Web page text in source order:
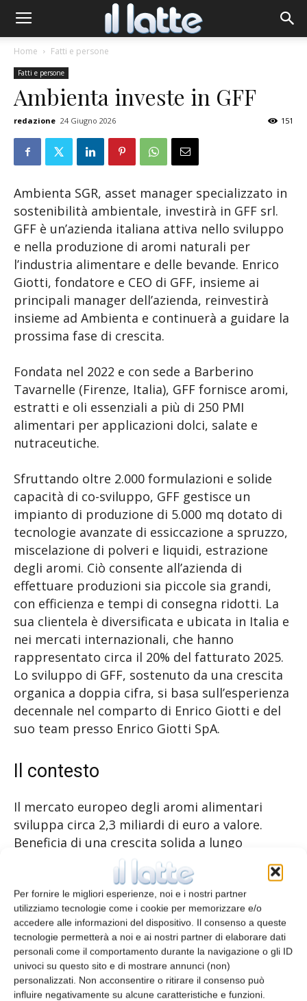
Per fornire le migliori esperienze, noi e i nostri partner
utilizziamo tecnologie come i cookie per memorizzare e/o
accedere alle informazioni del dispositivo. Il consenso a queste
tecnologie permetterà a noi e ai nostri partner di elaborare dati
personali come il comportamento durante la navigazione o gli ID
univoci su questo sito e di mostrare annunci (non)
personalizzati. Non acconsentire o ritirare il consenso può
influire negativamente su alcune caratteristiche e funzioni.
Home Fatti e persone
Fatti e persone
Ambienta investe in GFF
redazione 24 Giugno 2026 151
Ambienta SGR, asset manager specializzato in
sostenibilità ambientale, investirà in GFF srl.
GFF è un’azienda italiana attiva nello sviluppo
e nella produzione di aromi naturali per
l’industria alimentare e delle bevande. Enrico
Giotti, fondatore e CEO di GFF, insieme ai
principali manager dell’azienda, reinvestirà
insieme ad Ambienta e continuerà a guidare la
prossima fase di crescita.
Fondata nel 2022 e con sede a Barberino
Tavarnelle (Firenze, Italia), GFF fornisce aromi,
estratti e oli essenziali a più di 250 PMI
alimentari per applicazioni dolci, salate e
nutraceutiche.
Sfruttando oltre 2.000 formulazioni e solide
capacità di co-sviluppo, GFF gestisce un
impianto di produzione di 5.000 mq dotato di
tecnologie avanzate di essiccazione a spruzzo,
miscelazione di polveri e liquidi, estrazione
degli aromi. Ciò consente all’azienda di
effettuare produzioni sia piccole sia grandi,
con efficienza e tempi di consegna ridotti. La
sua clientela è diversificata e ubicata in Italia e
nei mercati internazionali, che hanno
rappresentato circa il 20% del fatturato 2025.
Lo sviluppo di GFF, sostenuto da una crescita
organica a doppia cifra, si basa sull’esperienza
decennale nel comparto di Enrico Giotti e del
suo team presso Enrico Giotti SpA.
Il contesto
Il mercato europeo degli aromi alimentari
sviluppa circa 2,3 miliardi di euro a valore.
Beneficia di una crescita solida a lungo
termine, trainata da trend di consumo
alimentare stabili e dalla crescita demografica.
La domanda si sta orientando sempre più
verso alimenti più salutari realizzati con
ingredienti naturali. E ciò sostiene una crescita
superiore alla media di mercato per gli aromi
naturali rispetto alle alternative sintetiche.